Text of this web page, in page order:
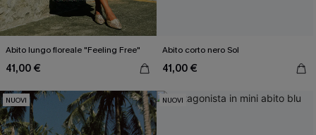
Abito lungo floreale "Feeling Free"
41,00 €
Abito corto nero Sol
41,00 €
NUOVI NUOVI